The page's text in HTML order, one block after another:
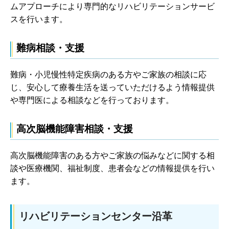
ムアプローチにより専門的なリハビリテーションサービ
スを行います。
難病相談・支援
難病・小児慢性特定疾病のある方やご家族の相談に応
じ、安心して療養生活を送っていただけるよう情報提供
や専門医による相談などを行っております。
高次脳機能障害相談・支援
高次脳機能障害のある方やご家族の悩みなどに関する相
談や医療機関、福祉制度、患者会などの情報提供を行い
ます。
リハビリテーションセンター沿革